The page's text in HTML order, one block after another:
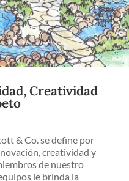
Creatividad
& Co. se define por
creatividad y
de nuestro
le brinda la